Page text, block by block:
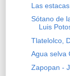
Las
Sótano de
Luis
Tlatelolco,
Agua selva
Zapopan -